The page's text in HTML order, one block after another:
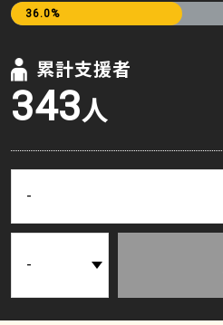
36.0%
累計支援者
343人